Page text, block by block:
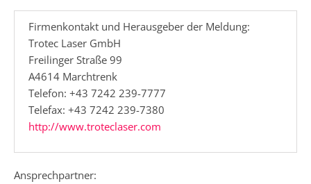
Firmenkontakt und Herausgeber der Meldung:
Trotec Laser GmbH
Freilinger Straße 99
A4614 Marchtrenk
Telefon: +43 7242 239-7777
Telefax: +43 7242 239-7380
http://www.troteclaser.com
Ansprechpartner: